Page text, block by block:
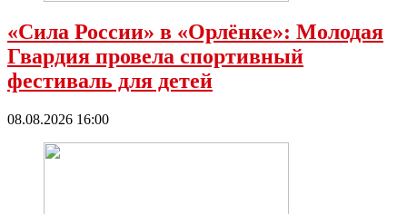
«Сила России» в «Орлёнке»: Молодая
Гвардия провела спортивный
фестиваль для детей
08.08.2026 16:00